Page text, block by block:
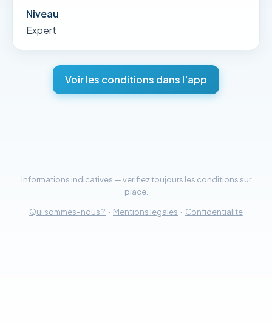
Niveau
Expert
Voir les conditions dans l'app
Informations indicatives — verifiez toujours les conditions sur
place.
Qui sommes-nous ? · Mentions legales · Confidentialite